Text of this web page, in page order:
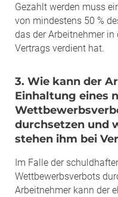
Gezahlt werden muss
von mindestens 50 %
das der Arbeitnehmer
Vertrags verdient hat.
3. Wie kann der
Einhaltung eines
durchsetzen und
stehen ihm bei
Im Falle der
Wettbewerbsverbots
Arbeitnehmer kann der